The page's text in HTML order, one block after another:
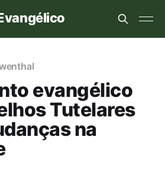
evangélico
Tutelares
na